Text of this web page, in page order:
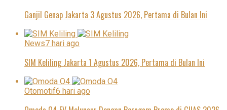
Ganjil Genap Jakarta 3 Agustus 2026, Pertama di Bulan Ini
News7 hari ago
SIM Keliling Jakarta 1 Agustus 2026, Pertama di Bulan Ini
Otomotif6 hari ago